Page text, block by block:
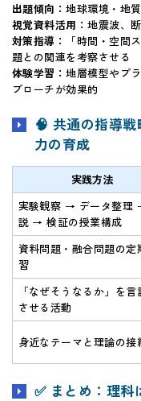
出題傾向：地球環境・地
視覚資料活用：地震波、
対策指導：
「時間・空間
題との関連を考察させる
体験学習：地層模型やプ
プローチが効果的
🧠 共通の指導
力の育成
実践方法
実験観察 → データ整理
説 → 検証の授業構成
資料問題・融合問題の定
習
「なぜそうなるか」を言
させる活動
身近なテーマと理論の接
✅ まとめ：理科